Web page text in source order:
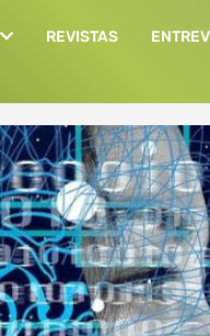
REVISTAS